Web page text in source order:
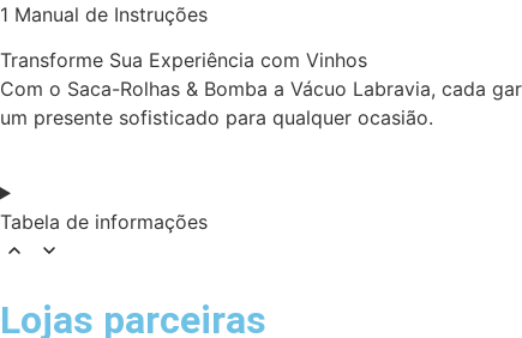
1 Manual de Instruções
Transforme Sua Experiência com Vinhos
Com o Saca-Rolhas & Bomba a Vácuo Labravia, cada
um presente sofisticado para qualquer ocasião.
Tabela de informações
Lojas parceiras